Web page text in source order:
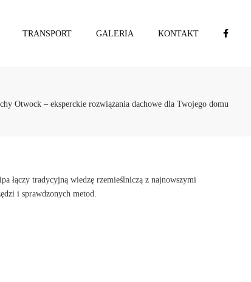
TRANSPORT GALERIA KONTAKT
Otwock – eksperckie rozwiązania dachowe dla Twojego domu
łączy tradycyjną wiedzę rzemieślniczą z najnowszymi
i sprawdzonych metod.